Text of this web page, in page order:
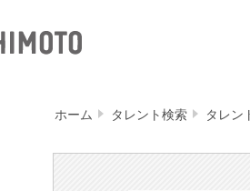
ホーム タレント検索 タレン